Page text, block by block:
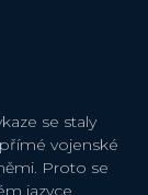
se staly
vojenské
Proto se
jazyce